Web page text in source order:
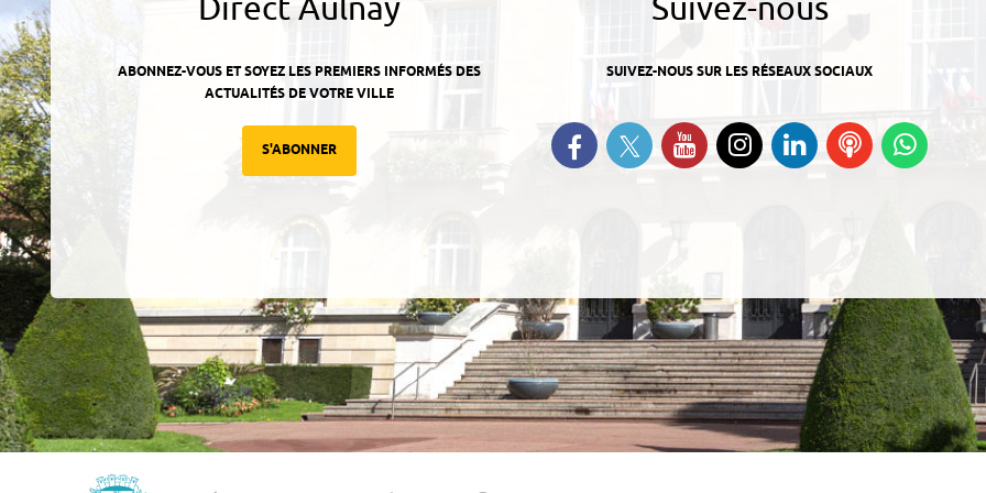
Direct Aulnay
ABONNEZ-VOUS ET SOYEZ LES PREMIERS INFORMÉS DES
ACTUALITÉS DE VOTRE VILLE
S'ABONNER
Suivez-nous
SUIVEZ-NOUS SUR LES RÉSEAUX SOCIAUX
Retrouvez-nous sur Facebook
Suivez-nous sur Twitter
Suivez-nous sur YouTube
Suivez-nous sur
Instagram
Retrouvez-nous
sur Linkedin
Ecoutez
nos